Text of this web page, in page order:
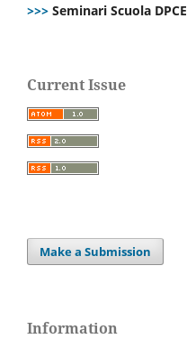
>>> Seminari Scuola DPCE
Current Issue
Make a Submission
Information